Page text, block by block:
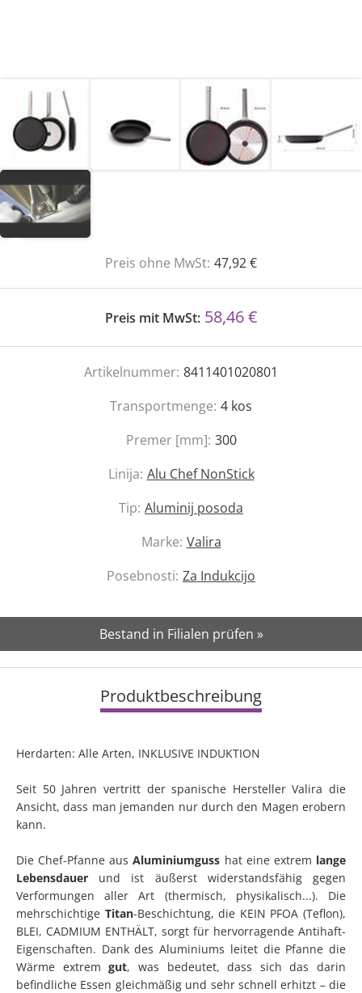
Preis ohne MwSt: 47,92 €
Preis mit MwSt: 58,46 €
Artikelnummer: 8411401020801
Transportmenge: 4 kos
Premer [mm]: 300
Linija: Alu Chef NonStick
Tip: Aluminij posoda
Marke: Valira
Posebnosti: Za Indukcijo
Bestand in Filialen prüfen »
Produktbeschreibung
Herdarten: Alle Arten, INKLUSIVE INDUKTION
Seit 50 Jahren vertritt der spanische Hersteller Valira die
Ansicht, dass man jemanden nur durch den Magen erobern
kann.
Die Chef-Pfanne ausAluminiumguss hat eine extrem lange
Lebensdauer und ist äußerst widerstandsfähig gegen
Verformungen aller Art (thermisch, physikalisch...). Die
mehrschichtige Titan-Beschichtung, die KEIN PFOA (Teflon),
BLEI, CADMIUM ENTHÄLT, sorgt für hervorragende Antihaft-
Eigenschaften. Dank des Aluminiums leitet die Pfanne die
Wärme extremgut, was bedeutet, dass sich das darin
befindliche Essen gleichmäßig und sehr schnell erhitzt – die